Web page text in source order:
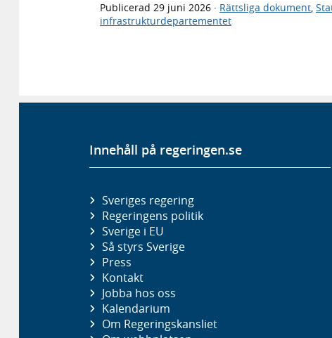
Publicerad 29 juni 2026 · Rättsliga dokument,
infrastrukturdepartementet
Innehåll på regeringen.se
Sveriges regering
Regeringens politik
Sverige i EU
Så styrs Sverige
Press
Kontakt
Jobba hos oss
Kalendarium
Om Regeringskansliet